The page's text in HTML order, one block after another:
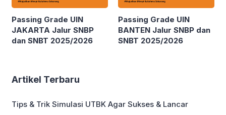
Passing Grade UIN
JAKARTA Jalur SNBP
dan SNBT 2025/2026
Passing Grade UIN
BANTEN Jalur SNBP dan
SNBT 2025/2026
Artikel Terbaru
Tips & Trik Simulasi UTBK Agar Sukses & Lancar